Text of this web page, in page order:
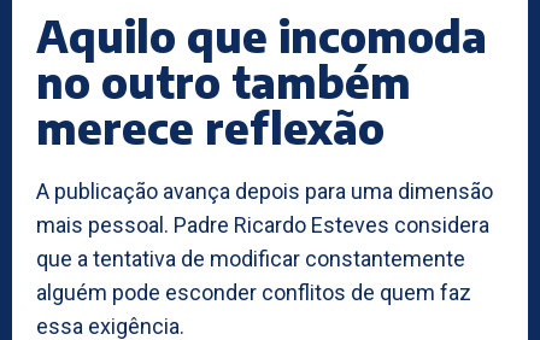
Aquilo que incomoda
no outro também
merece reflexão
A publicação avança depois para uma dimensão
mais pessoal. Padre Ricardo Esteves considera
que a tentativa de modificar constantemente
alguém pode esconder conflitos de quem faz
essa exigência.